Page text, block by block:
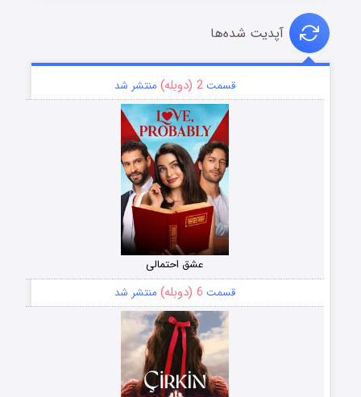
آپدیت شده‌ها
قسمت2 (دوبله) منتشر شد
عشق احتمالی
قسمت 6 (دوبله) منتشر شد